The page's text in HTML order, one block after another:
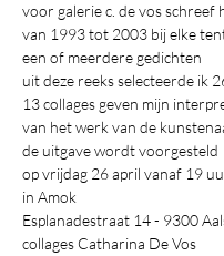
voor galerie c. de vos schreef
van 1993 tot 2003 bij elke
een of meerdere gedichten
uit deze reeks selecteerde ik
13 collages geven mijn
van het werk van de
de uitgave wordt voorgesteld
op vrijdag 26 april vanaf 19
in Amok
Esplanadestraat 14 - 9300
collages Catharina De Vos